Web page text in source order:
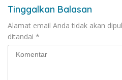
Tinggalkan Balasan
Alamat email Anda tidak akan
ditandai *